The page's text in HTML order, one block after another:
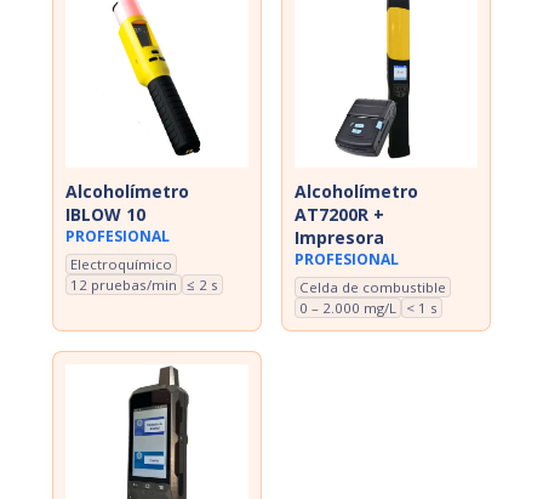
Alcoholímetro
IBLOW 10
PROFESIONAL
Electroquímico
12 pruebas/min ≤ 2 s
Alcoholímetro
AT7200R +
Impresora
PROFESIONAL
Celda de combustible
0 – 2.000 mg/L
< 1 s